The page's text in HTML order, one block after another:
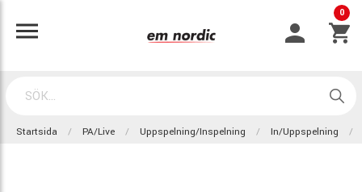
0
Startsida PA/Live Uppspelning/Inspelning In/Uppspelning